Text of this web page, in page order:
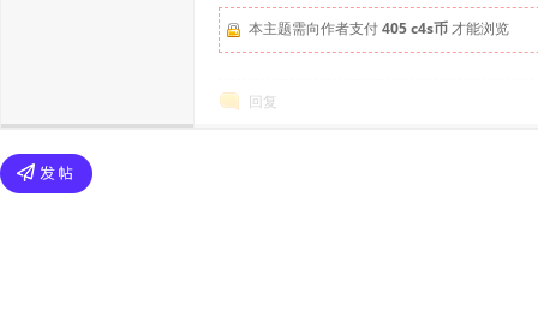
本主题需向作者支付405 c4s币才能浏览
回复